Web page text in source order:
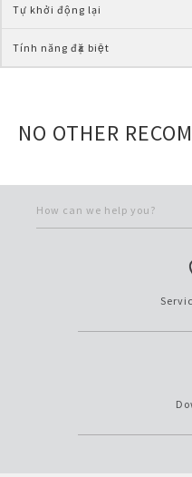
Tự khởi động lại
Tính năng đặc biệt
NO OTHER
How can we help you?